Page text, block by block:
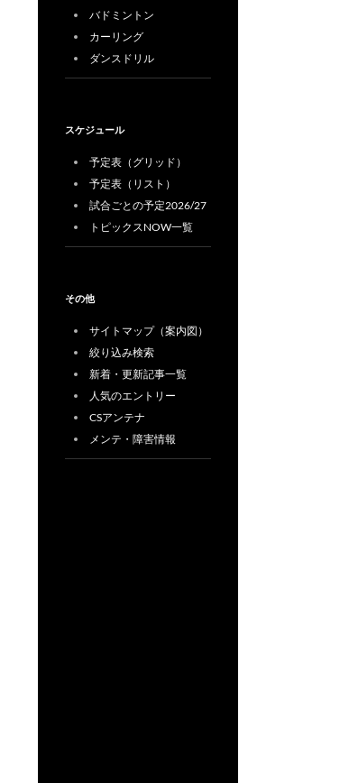
バドミントン
カーリング
ダンスドリル
スケジュール
予定表（グリッド）
予定表（リスト）
試合ごとの予定2026/27
トピックスNOW一覧
その他
サイトマップ（案内図）
絞り込み検索
新着・更新記事一覧
人気のエントリー
CSアンテナ
メンテ・障害情報